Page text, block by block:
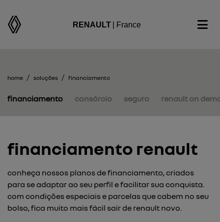
RENAULT | France
home soluções financiamento
consórcio
financiamento seguro renault on
financiamento renault
conheça nossos planos de financiamento, criados
para se adaptar ao seu perfil e facilitar sua conquista.
com condições especiais e parcelas que cabem no seu
bolso, fica muito mais fácil sair de renault novo.